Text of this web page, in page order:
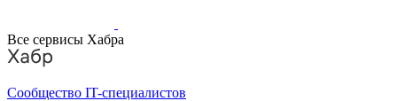
Все сервисы Хабра
Сообщество IT-специалистов